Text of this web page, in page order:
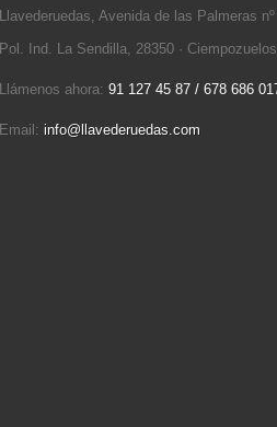
Llavederuedas, Avenida de las Palmeras
Pol. Ind. La Sendilla, 28350 ·
Llámenos ahora: 91 127 45 87 / 678 686
Email: info@llavederuedas.com